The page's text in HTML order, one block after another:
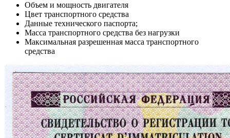
Объем и мощность двигателя
Цвет транспортного средства
Данные технического паспорта;
Масса транспортного средства без нагрузки
Максимальная разрешенная масса транспортного
средства